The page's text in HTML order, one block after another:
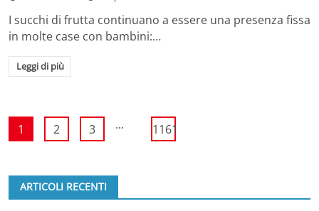
I succhi di frutta continuano a essere una presenza fissa
in molte case con bambini:…
Leggi di più
1 2 3 ... 1161
ARTICOLI RECENTI